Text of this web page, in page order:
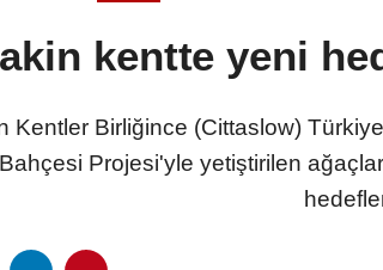
kentte yeni
Kentler Birliğince (Cittaslow)
Projesi'yle yetiştirilen